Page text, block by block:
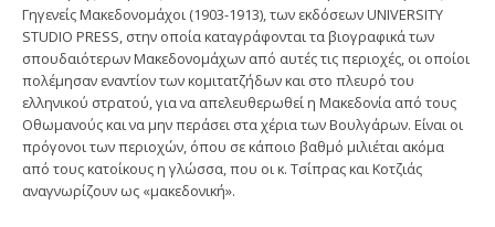
Γηγενείς Μακεδονομάχοι (1903-1913), των εκδόσεων UNIVERSITY
STUDIO PRESS, στην οποία καταγράφονται τα βιογραφικά των
σπουδαιότερων Μακεδονομάχων από αυτές τις περιοχές, οι οποίοι
πολέμησαν εναντίον των κομιτατζήδων και στο πλευρό του
ελληνικού στρατού, για να απελευθερωθεί η Μακεδονία από τους
Οθωμανούς και να μην περάσει στα χέρια των Βουλγάρων. Είναι οι
πρόγονοι των περιοχών, όπου σε κάποιο βαθμό μιλιέται ακόμα
από τους κατοίκους η γλώσσα, που οι κ. Τσίπρας και Κοτζιάς
αναγνωρίζουν ως «μακεδονική».